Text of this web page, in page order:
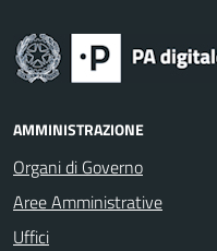
AMMINISTRAZIONE
Organi di Governo
Aree Amministrative
Uffici